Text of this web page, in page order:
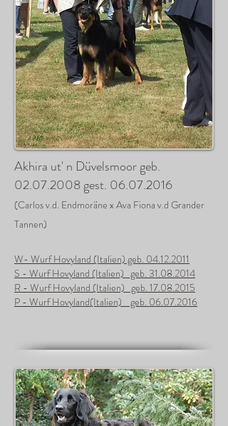
Akhira ut' n Düvelsmoor geb.
02.07.2008gest. 06.07.2016
(Carlos v.d. Endmoräne x Ava Fiona v.d Grander
Tannen)
W- Wurf Hovyland (Italien) geb. 04.12.2011
S - Wurf Hovyland (Italien) geb. 31.08.2014
R - Wurf Hovyland (Italien) geb. 17.08.2015
P - Wurf Hovyland(Italien) geb. 06.07.2016